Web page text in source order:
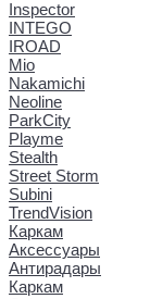
Inspector
INTEGO
IROAD
Mio
Nakamichi
Neoline
ParkCity
Playme
Stealth
Street Storm
Subini
TrendVision
Каркам
Аксессуары
Антирадары
Каркам